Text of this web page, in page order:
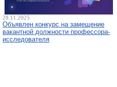
28.11.2025
Объявлен конкурс на замещение
вакантной должности профессора-
исследователя